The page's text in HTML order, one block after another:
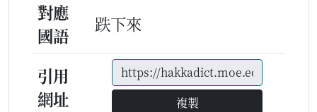
對應
國語
跌下來
引用
網址
複製